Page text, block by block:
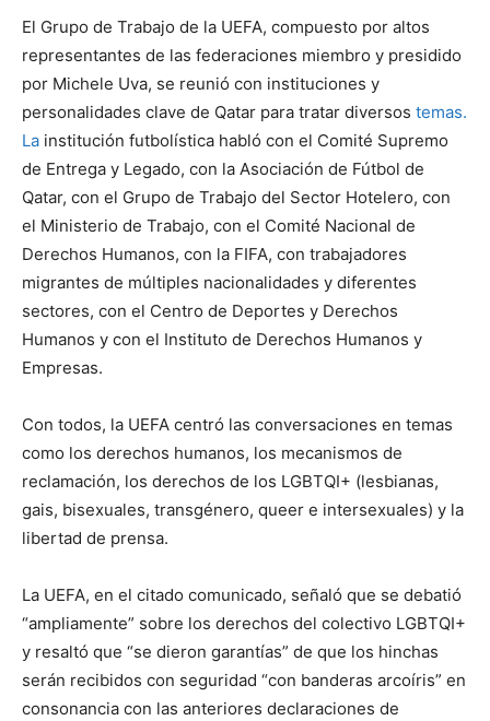
El Grupo de Trabajo de la UEFA, compuesto por altos
representantes de las federaciones miembro y presidido
por Michele Uva, se reunió con instituciones y
personalidades clave de Qatar para tratar diversos temas.
La institución futbolística habló con el Comité Supremo
de Entrega y Legado, con la Asociación de Fútbol de
Qatar, con el Grupo de Trabajo del Sector Hotelero, con
el Ministerio de Trabajo, con el Comité Nacional de
Derechos Humanos, con la FIFA, con trabajadores
migrantes de múltiples nacionalidades y diferentes
sectores, con el Centro de Deportes y Derechos
Humanos y con el Instituto de Derechos Humanos y
Empresas.
Con todos, la UEFA centró las conversaciones en temas
como los derechos humanos, los mecanismos de
reclamación, los derechos de los LGBTQI+ (lesbianas,
gais, bisexuales, transgénero, queer e intersexuales) y la
libertad de prensa.
La UEFA, en el citado comunicado, señaló que se debatió
“ampliamente” sobre los derechos del colectivo LGBTQI+
y resaltó que “se dieron garantías” de que los hinchas
serán recibidos con seguridad “con banderas arcoíris” en
consonancia con las anteriores declaraciones de